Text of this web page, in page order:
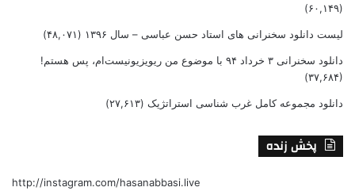
(۶۰,۱۴۹)
لیست دانلود سخنرانی های استاد حسن عباسی – سال ۱۳۹۶ (۴۸,۰۷۱)
دانلود سخنرانی ۳ خرداد ۹۴ با موضوع من ریویزیونیست‌ام، پس هستم!
(۳۷,۶۸۴)
دانلود مجموعه کامل غرب شناسی استراتژیک (۲۷,۶۱۳)
پخش زنده
http://instagram.com/hasanabbasi.live